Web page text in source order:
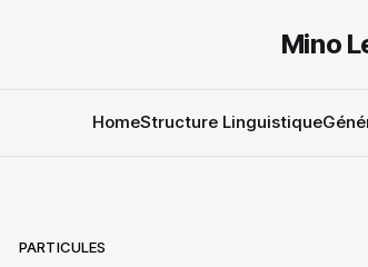
Mino
HomeStructure Linguistique
PARTICULES